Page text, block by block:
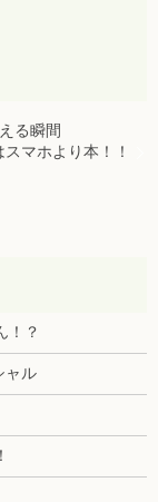
る瞬間
スマホより本！！
！？
ャル